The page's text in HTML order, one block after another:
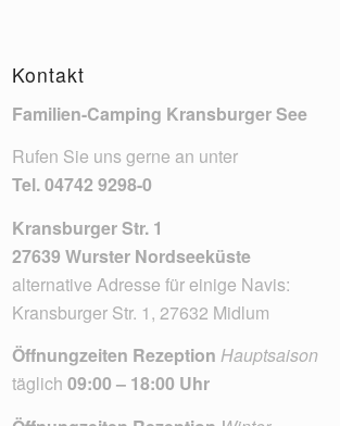
Kontakt
Familien-Camping Kransburger See
Rufen Sie uns gerne an unter
Tel.04742 9298-0
Kransburger Str. 1
27639 Wurster Nordseeküste
alternative Adresse für einige Navis:
Kransburger Str. 1, 27632 Midlum
Öffnungzeiten RezeptionHauptsaison
täglich 09:00 – 18:00 Uhr